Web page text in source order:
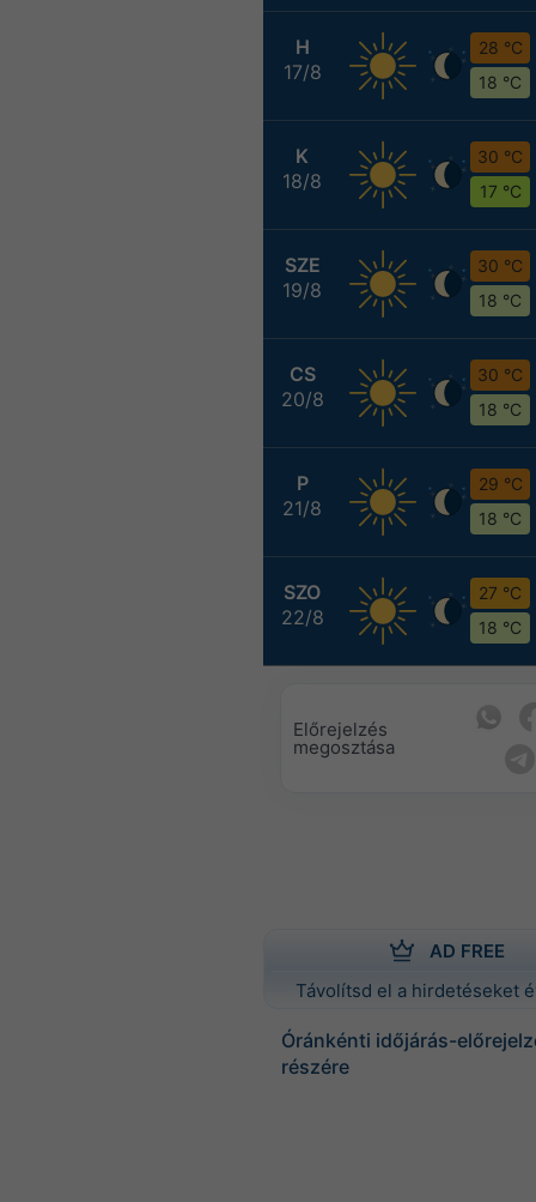
H
17/8
28 °C
18 °C
K
18/8
30 °C
17 °C
SZE
19/8
30 °C
18 °C
CS
20/8
30 °C
18 °C
P
21/8
29 °C
18 °C
SZO
22/8
27 °C
18 °C
Előrejelzés
megosztása
AD FREE
Távolítsd el a hirdetéseket
Óránkénti időjárás-
részére